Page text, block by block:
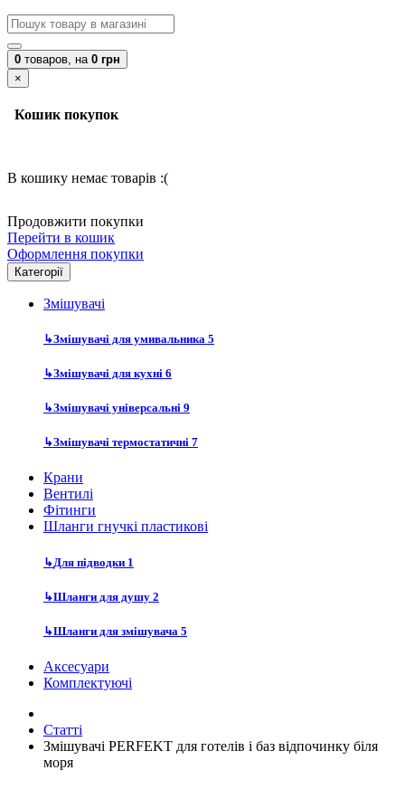
0 товаров, на 0 грн
×
Кошик покупок
В кошику немає товарів :(
Продовжити покупки
Перейти в кошик
Оформлення покупки
Категорії
Змішувачі
↳Змішувачі для умивальника 5
↳Змішувачі для кухні 6
↳Змішувачі універсальні 9
↳Змішувачі термостатичні 7
Крани
Вентилі
Фітинги
Шланги гнучкі пластикові
↳Для підводки 1
↳Шланги для душу 2
↳Шланги для змішувача 5
Аксесуари
Комплектуючі
Статті
Змішувачі PERFEKT для готелів і баз відпочинку біля
моря